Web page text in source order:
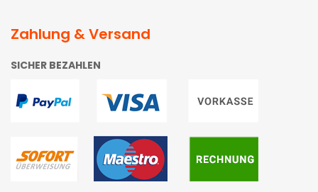
Zahlung & Versand
SICHER BEZAHLEN